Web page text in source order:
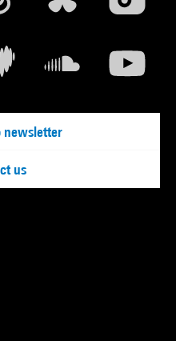
newsletter
us